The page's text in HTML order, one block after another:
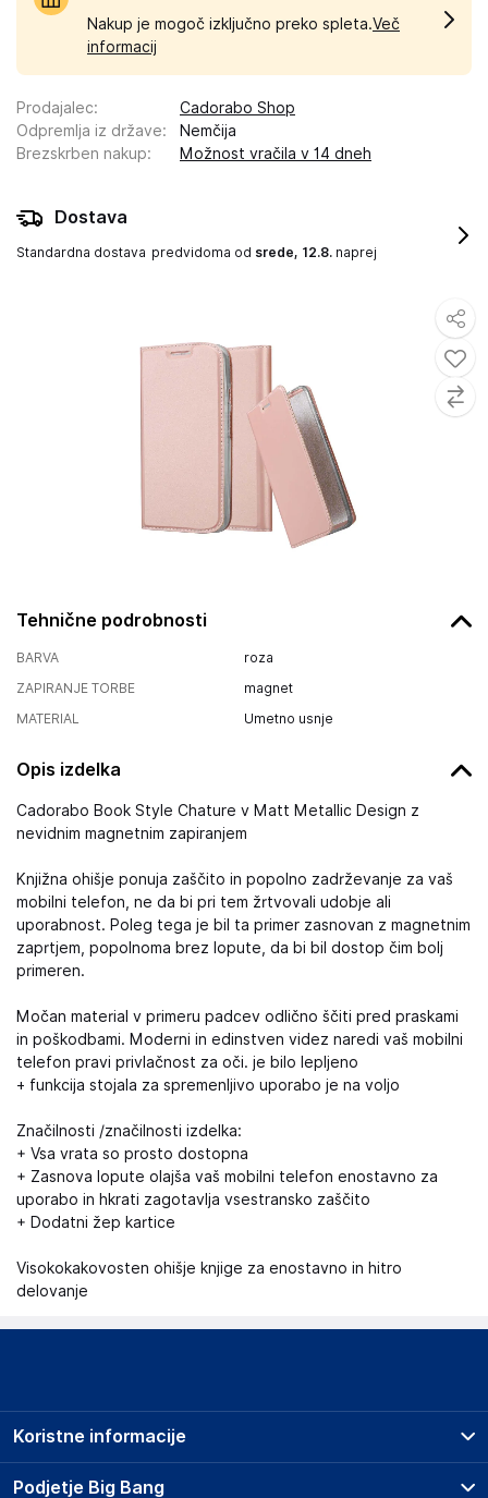
Tehnične podrobnosti
BARVA
roza
ZAPIRANJE TORBE
magnet
MATERIAL
Umetno usnje
Opis izdelka
Cadorabo Book Style Chature v Matt Metallic Design z
nevidnim magnetnim zapiranjem
Knjižna ohišje ponuja zaščito in popolno zadrževanje za vaš
mobilni telefon, ne da bi pri tem žrtvovali udobje ali
uporabnost. Poleg tega je bil ta primer zasnovan z magnetnim
zaprtjem, popolnoma brez lopute, da bi bil dostop čim bolj
primeren.
Močan material v primeru padcev odlično ščiti pred praskami
in poškodbami. Moderni in edinstven videz naredi vaš mobilni
telefon pravi privlačnost za oči. je bilo lepljeno
+ funkcija stojala za spremenljivo uporabo je na voljo
Značilnosti /značilnosti izdelka:
+ Vsa vrata so prosto dostopna
+ Zasnova lopute olajša vaš mobilni telefon enostavno za
uporabo in hkrati zagotavlja vsestransko zaščito
+ Dodatni žep kartice
Visokokakovosten ohišje knjige za enostavno in hitro
delovanje
Nakup je mogoč izključno preko spleta.Več
informacij
Prodajalec:
Cadorabo Shop
Odpremlja iz države:
Nemčija
Brezskrben nakup: Možnost vračila v 14 dneh
Dostava
Standardna dostava predvidoma od srede, 12.8. naprej
Podjetje Big Bang
Koristne informacije
Prodajna mesta